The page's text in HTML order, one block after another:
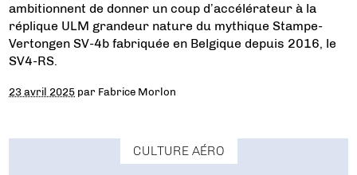
ambitionnent de donner un coup d’accélérateur à la
réplique ULM grandeur nature du mythique Stampe-
Vertongen SV-4b fabriquée en Belgique depuis 2016, le
SV4-RS.
23 avril 2025 par Fabrice Morlon
CULTURE AÉRO